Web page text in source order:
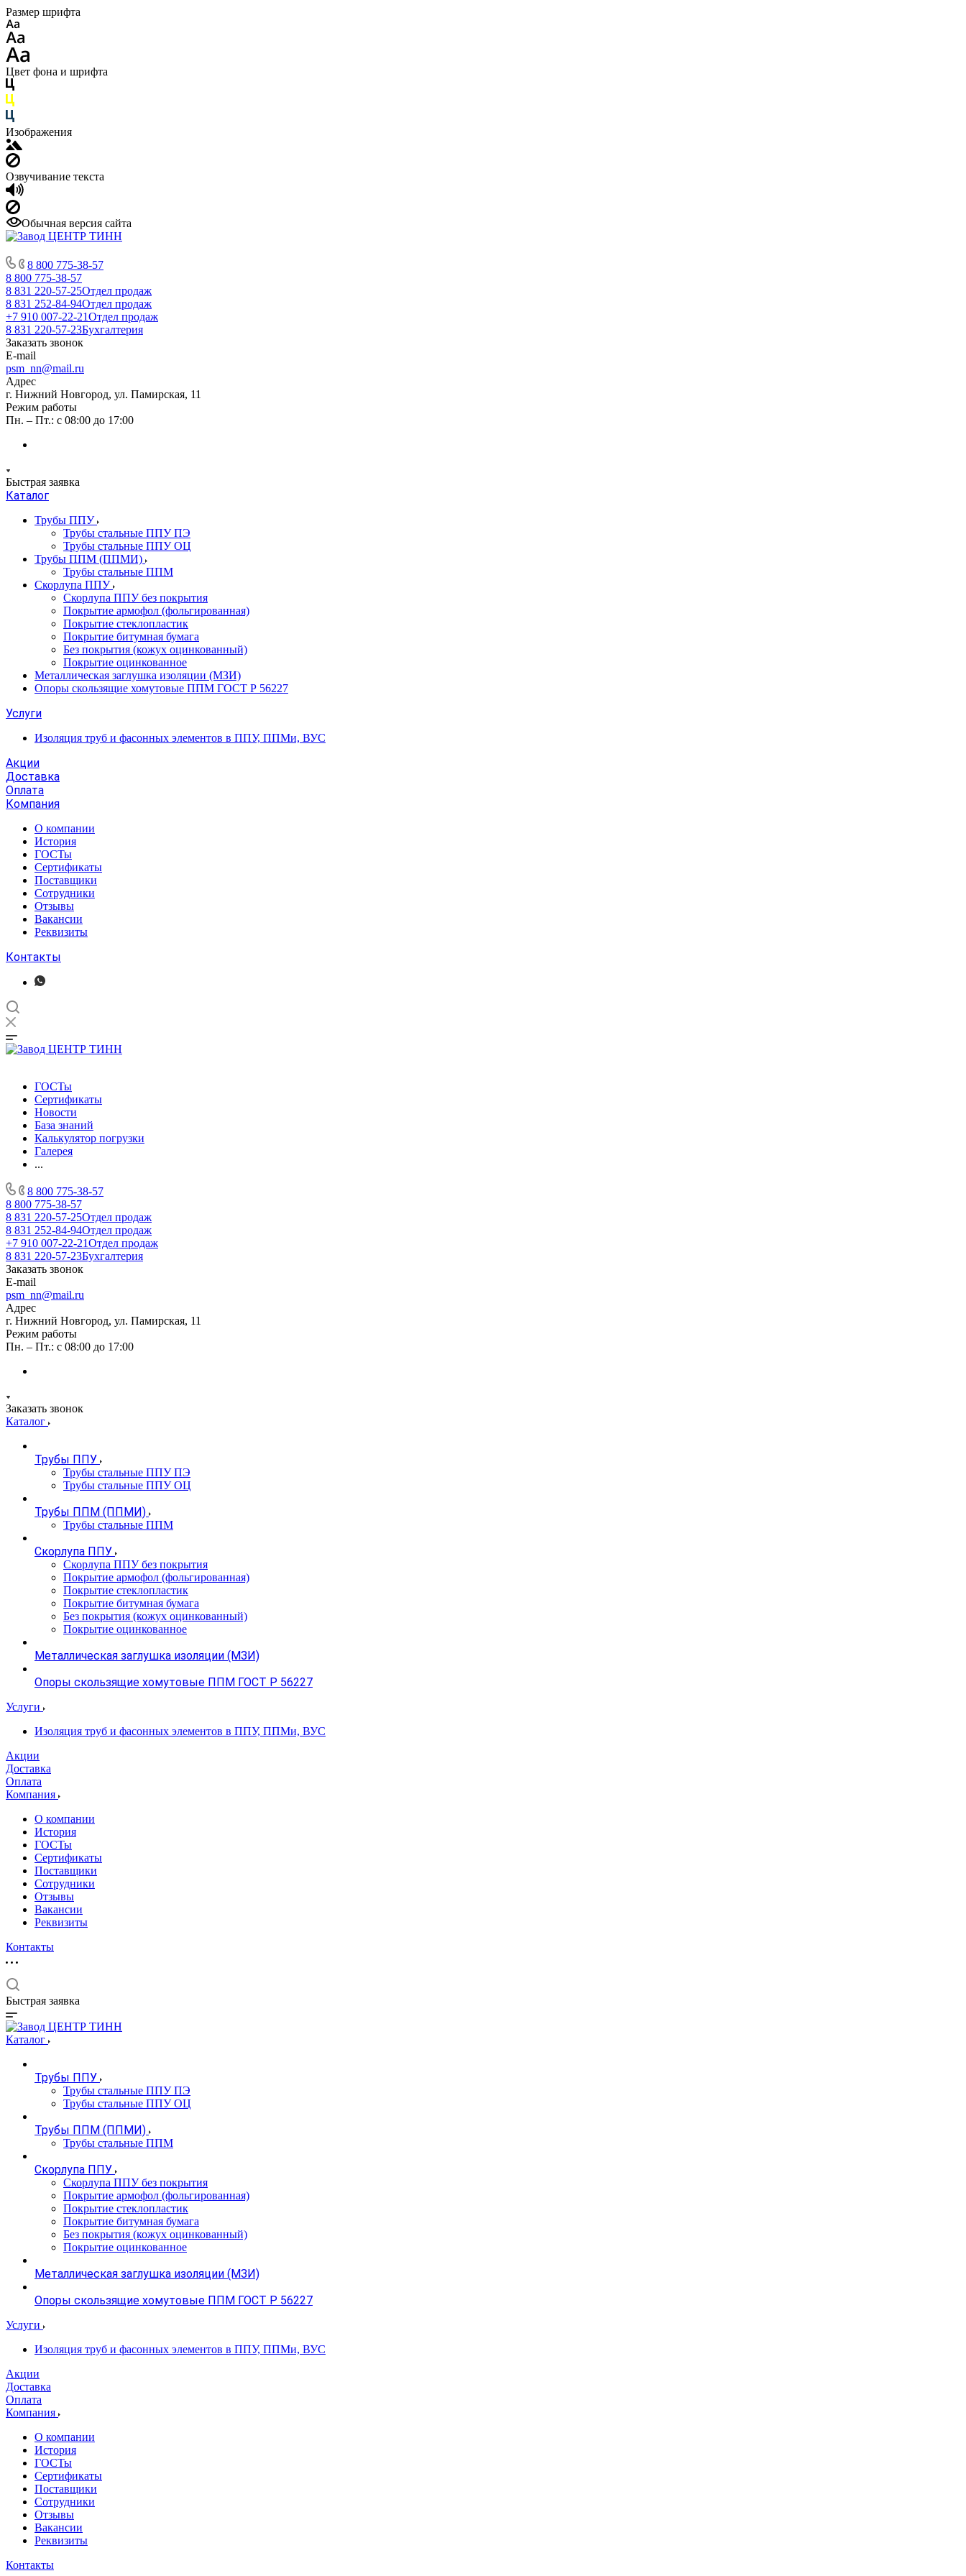
Размер шрифта
Цвет фона и шрифта
Изображения
Озвучивание текста
Обычная версия сайта
8 800 775-38-57
8 800 775-38-57
8 831 220-57-25Отдел продаж
8 831 252-84-94Отдел продаж
+7 910 007-22-21Отдел продаж
8 831 220-57-23Бухгалтерия
Заказать звонок
E-mail
psm_nn@mail.ru
Адрес
г. Нижний Новгород, ул. Памирская, 11
Режим работы
Пн. – Пт.: с 08:00 до 17:00
Быстрая заявка
Каталог
Трубы ППУ
Трубы стальные ППУ ПЭ
Трубы стальные ППУ ОЦ
Трубы ППМ (ППМИ)
Трубы стальные ППМ
Скорлупа ППУ
Скорлупа ППУ без покрытия
Покрытие армофол (фольгированная)
Покрытие стеклопластик
Покрытие битумная бумага
Без покрытия (кожух оцинкованный)
Покрытие оцинкованное
Металлическая заглушка изоляции (МЗИ)
Опоры скользящие хомутовые ППМ ГОСТ Р 56227
Услуги
Изоляция труб и фасонных элементов в ППУ, ППМи, ВУС
Акции
Доставка
Оплата
Компания
О компании
История
ГОСТы
Сертификаты
Поставщики
Сотрудники
Отзывы
Вакансии
Реквизиты
Контакты
ГОСТы
Сертификаты
Новости
База знаний
Калькулятор погрузки
Галерея
...
8 800 775-38-57
8 800 775-38-57
8 831 220-57-25Отдел продаж
8 831 252-84-94Отдел продаж
+7 910 007-22-21Отдел продаж
8 831 220-57-23Бухгалтерия
Заказать звонок
E-mail
psm_nn@mail.ru
Адрес
г. Нижний Новгород, ул. Памирская, 11
Режим работы
Пн. – Пт.: с 08:00 до 17:00
Заказать звонок
Каталог
Трубы ППУ
Трубы стальные ППУ ПЭ
Трубы стальные ППУ ОЦ
Трубы ППМ (ППМИ)
Трубы стальные ППМ
Скорлупа ППУ
Скорлупа ППУ без покрытия
Покрытие армофол (фольгированная)
Покрытие стеклопластик
Покрытие битумная бумага
Без покрытия (кожух оцинкованный)
Покрытие оцинкованное
Металлическая заглушка изоляции (МЗИ)
Опоры скользящие хомутовые ППМ ГОСТ Р 56227
Услуги
Изоляция труб и фасонных элементов в ППУ, ППМи, ВУС
Акции
Доставка
Оплата
Компания
О компании
История
ГОСТы
Сертификаты
Поставщики
Сотрудники
Отзывы
Вакансии
Реквизиты
Контакты
Быстрая заявка
Каталог
Трубы ППУ
Трубы стальные ППУ ПЭ
Трубы стальные ППУ ОЦ
Трубы ППМ (ППМИ)
Трубы стальные ППМ
Скорлупа ППУ
Скорлупа ППУ без покрытия
Покрытие армофол (фольгированная)
Покрытие стеклопластик
Покрытие битумная бумага
Без покрытия (кожух оцинкованный)
Покрытие оцинкованное
Металлическая заглушка изоляции (МЗИ)
Опоры скользящие хомутовые ППМ ГОСТ Р 56227
Услуги
Изоляция труб и фасонных элементов в ППУ, ППМи, ВУС
Акции
Доставка
Оплата
Компания
О компании
История
ГОСТы
Сертификаты
Поставщики
Сотрудники
Отзывы
Вакансии
Реквизиты
Контакты